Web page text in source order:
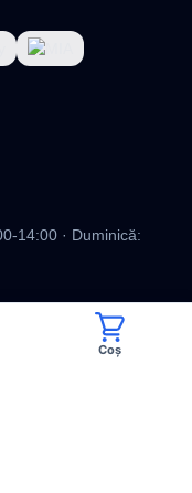
14:00 · Duminică:
Coș